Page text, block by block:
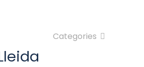
Categories